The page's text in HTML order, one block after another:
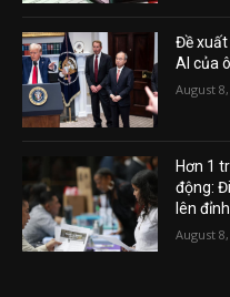
Đề
AI của
August
Hơn 1
động:
lên
August